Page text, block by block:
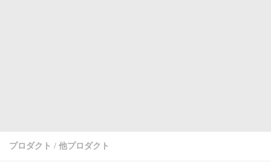
プロダクト / 他プロダクト